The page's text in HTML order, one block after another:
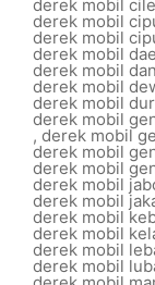
derek mobil
derek mobil
derek mobil
derek mobil
derek mobil
derek mobil
derek mobil
derek mobil
, derek mobil
derek mobil
derek mobil
derek mobil
derek mobil
derek mobil
derek mobil
derek mobil
derek mobil